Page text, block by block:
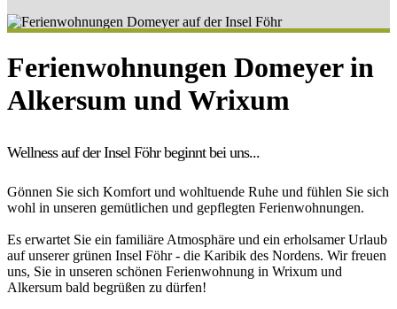
Ferienwohnungen Domeyer in
Alkersum und Wrixum
Wellness auf der Insel Föhr beginnt bei uns...
Gönnen Sie sich Komfort und wohltuende Ruhe und fühlen Sie sich
wohl in unseren gemütlichen und gepflegten Ferienwohnungen.
Es erwartet Sie ein familiäre Atmosphäre und ein erholsamer Urlaub
auf unserer grünen Insel Föhr - die Karibik des Nordens. Wir freuen
uns, Sie in unseren schönen Ferienwohnung in Wrixum und
Alkersum bald begrüßen zu dürfen!